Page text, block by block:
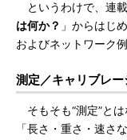
というわけで、連
は何か？ 」からはじ
およびネットワーク
測定／キャリブレー
そもそも“測定”とは
「長さ・重さ・速さ